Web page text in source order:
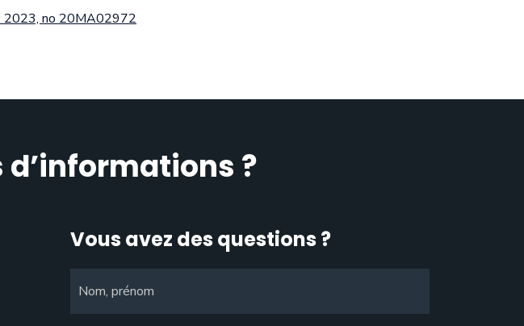
2023, no 20MA02972
d’informations ?
Vous avez des questions ?
Nom, prénom